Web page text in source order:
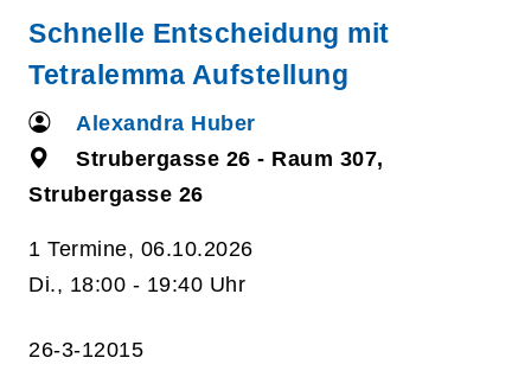
Schnelle Entscheidung mit
Tetralemma Aufstellung
Alexandra Huber
Strubergasse 26 - Raum 307,
Strubergasse 26
1 Termine, 06.10.2026
Di., 18:00 - 19:40 Uhr
26-3-12015